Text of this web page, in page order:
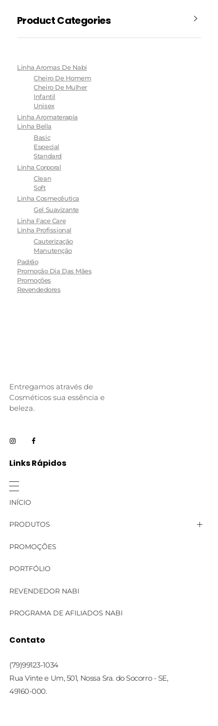
Product Categories
Linha Aromas De Nabi
Cheiro De Homem
Cheiro De Mulher
Infantil
Unisex
Linha Aromaterapia
Linha Bella
Basic
Especial
Standard
Linha Corporal
Clean
Soft
Linha Cosmecêutica
Gel Suavizante
Linha Face Care
Linha Profissional
Cauterização
Manutenção
Padrão
Promoção Dia Das Mães
Promoções
Revendedores
Entregamos através de
Cosméticos sua essência e
beleza.
Links Rápidos
INÍCIO
PRODUTOS
Linha Aromas de Nabi
Linha Bella
Linha Corporal
Linha Cosmecêutica
PROMOÇÕES
PORTFÓLIO
REVENDEDOR NABI
PROGRAMA DE AFILIADOS NABI
Contato
(79)99123-1034
Rua Vinte e Um, 501, Nossa Sra. do Socorro - SE,
49160-000.